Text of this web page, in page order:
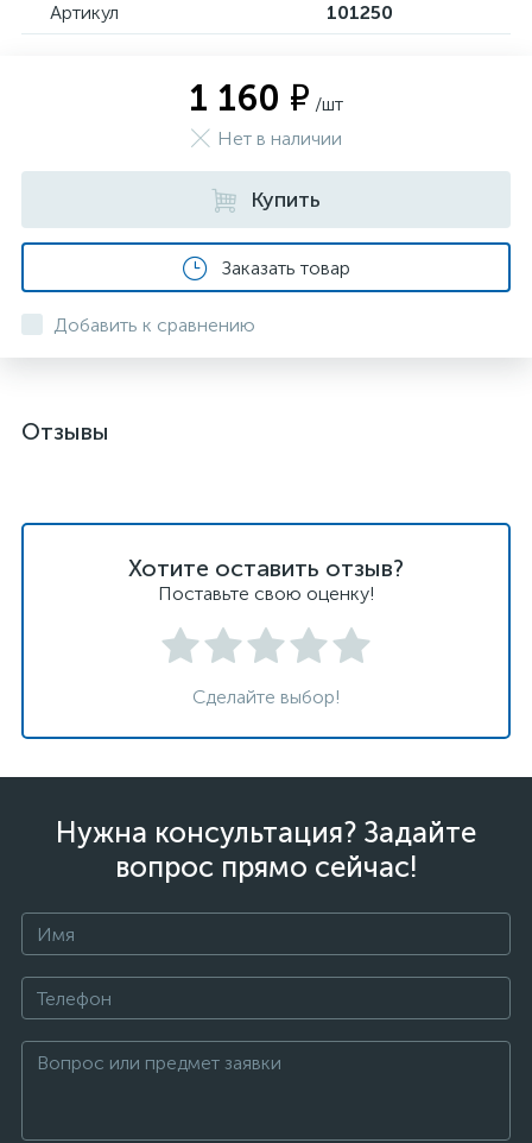
Артикул 101250
1 160 ₽ /шт
Нет в наличии
Купить
Заказать товар
Добавить к сравнению
Отзывы
Хотите оставить отзыв?
Поставьте свою оценку!
Сделайте выбор!
Нужна консультация? Задайте
вопрос прямо сейчас!